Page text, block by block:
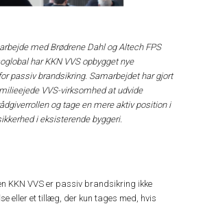
med Brødrene Dahl og Altech FPS
har KKN VVS opbygget nye
passiv brandsikring. Samarbejdet har gjort
VVS-virksomhed at udvide
og tage en mere aktiv position i
i eksisterende byggeri.
KKN VVS er passiv brandsikring ikke
eller et tillæg, der kun tages med, hvis